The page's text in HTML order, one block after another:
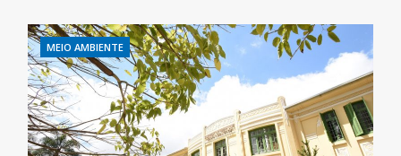
MEIO AMBIENTE